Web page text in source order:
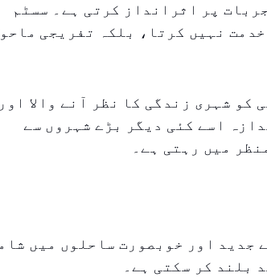
پر اثرانداز کرتی ہے۔ سسٹم
نہیں کرتا، بلکہ تفریجی
شہری زندگی کا نظر آنے والا اور
اسے کئی دیگر بڑے شہروں سے
میں رہتی ہے۔
جدید اور خوبصورت ساحلوں میں
بلند کر سکتی ہے۔